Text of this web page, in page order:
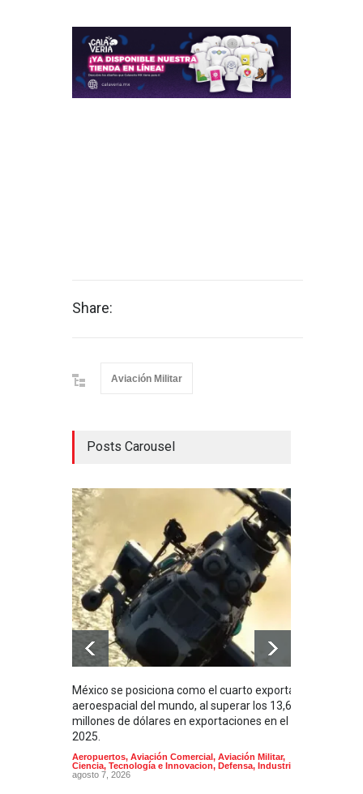
Share:
Aviación Militar
Posts Carousel
México se posiciona como el cuarto exportador
aeroespacial del mundo, al superar los 13,600
millones de dólares en exportaciones en el
2025.
Aeropuertos, Aviación Comercial, Aviación Militar,
Ciencia, Tecnología e Innovacion, Defensa, Industria
agosto 7, 2026